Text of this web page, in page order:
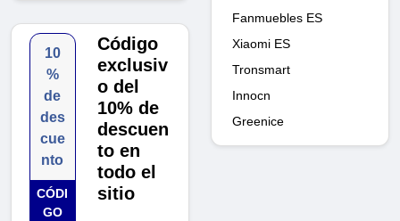
10
%
de
des
cue
nto
CÓDI
GO
Código
exclusiv
o del
10% de
descuen
to en
todo el
sitio
Fanmuebles ES
Xiaomi ES
Tronsmart
Innocn
Greenice